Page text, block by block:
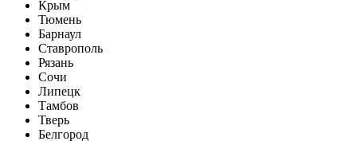
Крым
Тюмень
Барнаул
Ставрополь
Рязань
Сочи
Липецк
Тамбов
Тверь
Белгород